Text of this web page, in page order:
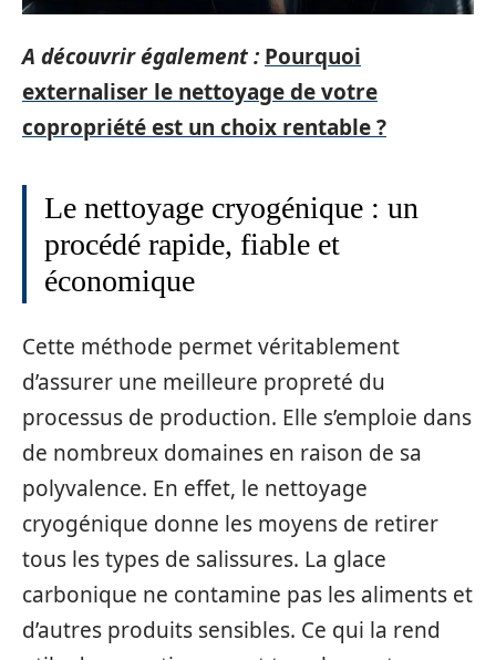
A découvrir également : Pourquoi
externaliser le nettoyage de votre
copropriété est un choix rentable ?
Le nettoyage cryogénique : un
procédé rapide, fiable et
économique
Cette méthode permet véritablement
d’assurer une meilleure propreté du
processus de production. Elle s’emploie dans
de nombreux domaines en raison de sa
polyvalence. En effet, le nettoyage
cryogénique donne les moyens de retirer
tous les types de salissures. La glace
carbonique ne contamine pas les aliments et
d’autres produits sensibles. Ce qui la rend